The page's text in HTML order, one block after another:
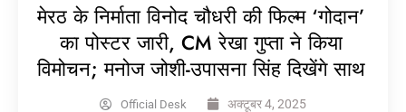
मेरठ के निर्माता विनोद चौधरी की फिल्म ‘गोदान’
का पोस्टर जारी, CM रेखा गुप्ता ने किया
विमोचन; मनोज जोशी-उपासना सिंह दिखेंगे साथ
Official Desk अक्टूबर 4, 2025